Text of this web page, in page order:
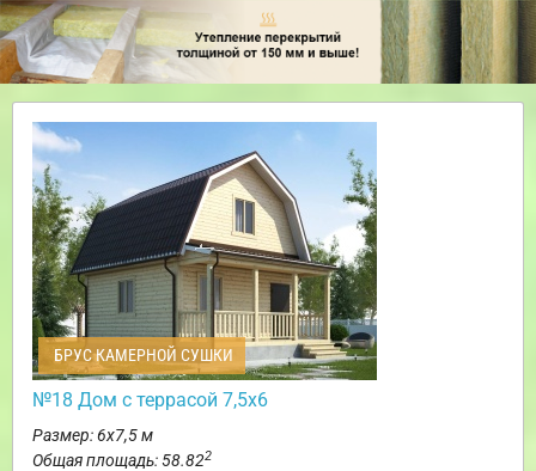
БРУС КАМЕРНОЙ СУШКИ
№18 Дом с террасой 7,5х6
Размер: 6х7,5 м
Общая площадь: 58.822